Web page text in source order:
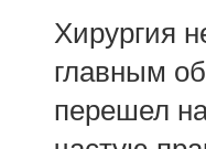
Хирургия
главным
перешел